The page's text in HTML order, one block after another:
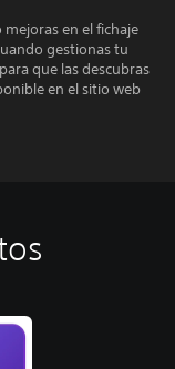
en el fichaje
gestionas tu
que las descubras
en el sitio web